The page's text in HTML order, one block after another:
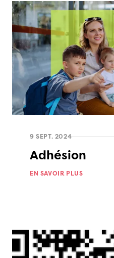
9 SEPT. 2024
Adhésion
EN SAVOIR PLUS